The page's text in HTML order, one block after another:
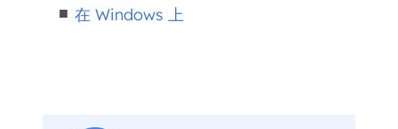
在 Windows 上